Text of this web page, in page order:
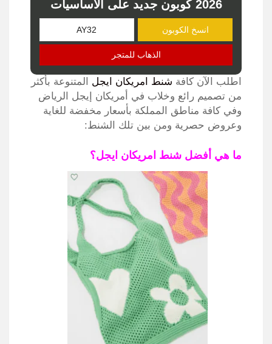
2026 كوبون جديد على الاساسيات
انسخ الكوبون
الذهاب للمتجر
اطلب الآن كافة شنط امريكان ايجل المتنوعة بأكثر
من تصميم رائع وخلاب في أمريكان إيجل الرياض
وفي كافة مناطق المملكة بأسعار مخفضة للغاية
وعروض حصرية ومن بين تلك الشنط:
ما هي أفضل شنط امريكان ايجل؟